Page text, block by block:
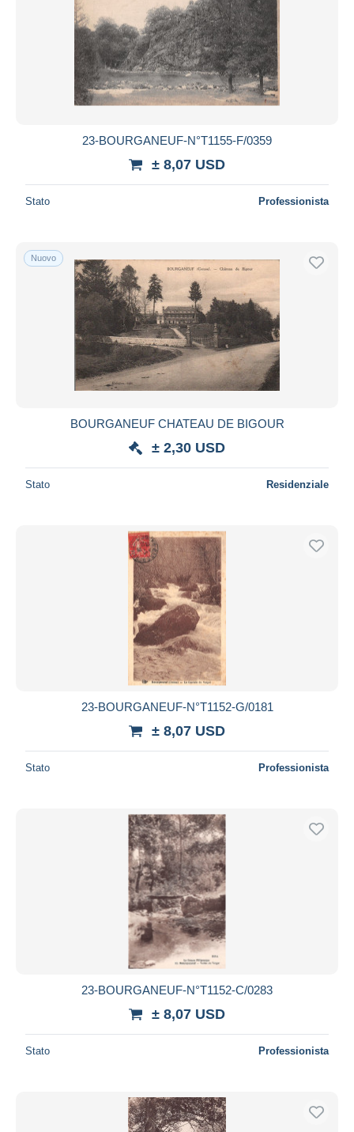
23-BOURGANEUF-N°T1155-F/0359
± 8,07 USD
Stato Professionista
Nuovo
BOURGANEUF CHATEAU DE BIGOUR
± 2,30 USD
Stato Residenziale
23-BOURGANEUF-N°T1152-G/0181
± 8,07 USD
Stato Professionista
23-BOURGANEUF-N°T1152-C/0283
± 8,07 USD
Stato Professionista